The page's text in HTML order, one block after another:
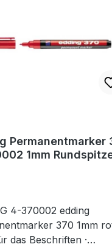
Permanentmarker
1mm
4-370002 edding
370 1mm rot
das Beschriften ·